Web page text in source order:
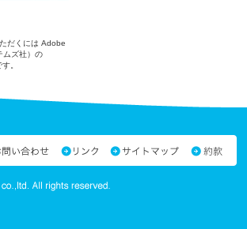
だくには Adobe
ムズ社）の
。